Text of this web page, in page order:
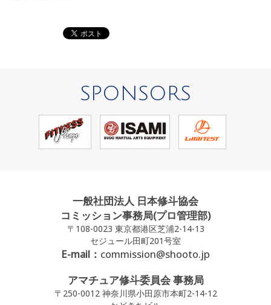
SPONSORS
一般社団法人 日本修斗協会
コミッション事務局(プロ管理部)
〒108-0023 東京都港区芝浦2-14-13
セジュール田町201号室
E-mail： commission@shooto.jp
アマチュア修斗委員会 事務局
〒250-0012 神奈川県小田原市本町2-14-12